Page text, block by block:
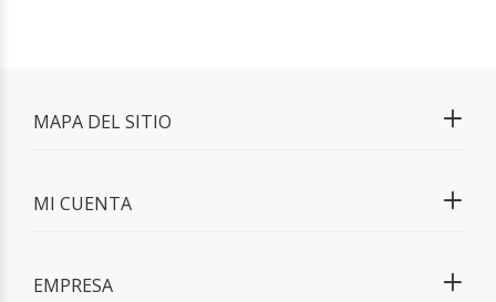
MAPA DEL SITIO
MI CUENTA
EMPRESA